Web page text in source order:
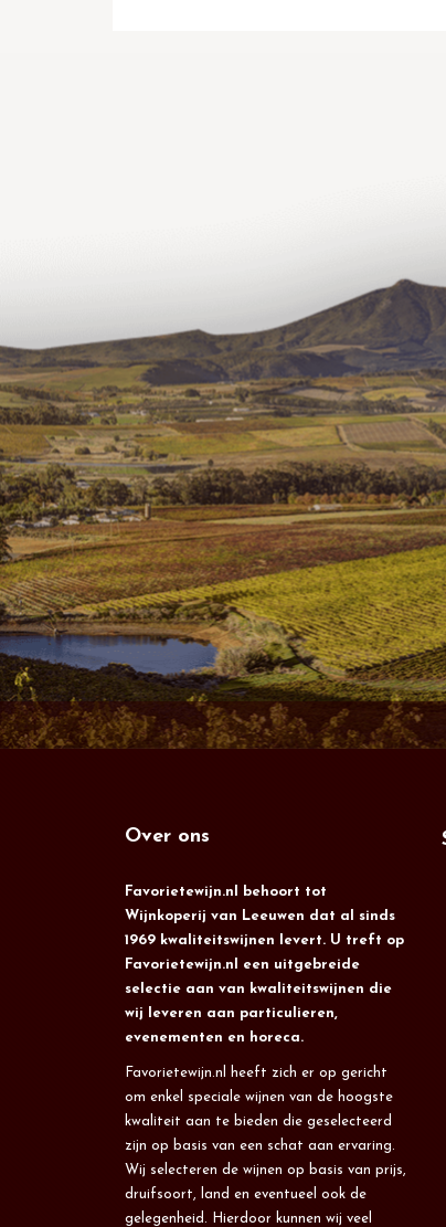
Over ons
Favorietewijn.nl behoort tot
Wijnkoperij van Leeuwen dat al sinds
1969 kwaliteitswijnen levert. U treft op
Favorietewijn.nl een uitgebreide
selectie aan van kwaliteitswijnen die
wij leveren aan particulieren,
evenementen en horeca.
Favorietewijn.nl heeft zich er op gericht
om enkel speciale wijnen van de hoogste
kwaliteit aan te bieden die geselecteerd
zijn op basis van een schat aan ervaring.
Wij selecteren de wijnen op basis van prijs,
druifsoort, land en eventueel ook de
gelegenheid. Hierdoor kunnen wij veel